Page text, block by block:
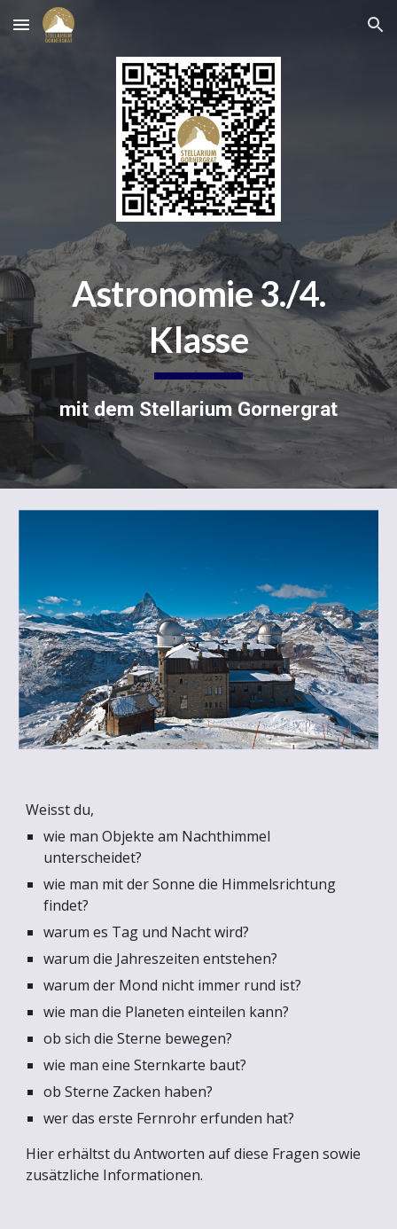
Skip to main content Skip to navigation
Astronomie 3./4.
Klasse
mit dem Stellarium Gornergrat
Weisst du,
wie man Objekte am Nachthimmel
unterscheidet?
wie man mit der Sonne die Himmelsrichtung
findet?
warum es Tag und Nacht wird?
warum die Jahreszeiten entstehen?
warum der Mond nicht immer rund ist?
wie man die Planeten einteilen kann?
ob sich die Sterne bewegen?
wie man eine Sternkarte baut?
ob Sterne Zacken haben?
wer das erste Fernrohr erfunden hat?
Hier erhältst du Antworten auf diese Fragen sowie
zusätzliche Informationen.